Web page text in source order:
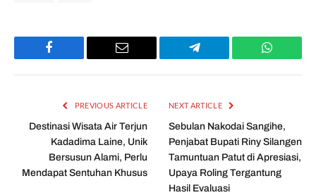
Facebook Email Telegram
PREVIOUS ARTICLE
Destinasi Wisata Air Terjun
Kadadima Laine, Unik
Bersusun Alami, Perlu
Mendapat Sentuhan Khusus
NEXT ARTICLE
Sebulan Nakodai Sangihe,
Penjabat Bupati Riny Silangen
Tamuntuan Patut di Apresiasi,
Upaya Roling Tergantung
Hasil Evaluasi